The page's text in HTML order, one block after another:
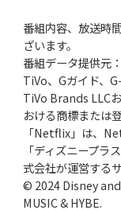
番組内容、放送時
ざいます。
番組データ提供元
TiVo、Gガイド、
TiVo Brands LLC
おける商標または
「Netflix」は、
「ディズニープラ
式会社が運営する
© 2024 Disney
MUSIC & HYBE.